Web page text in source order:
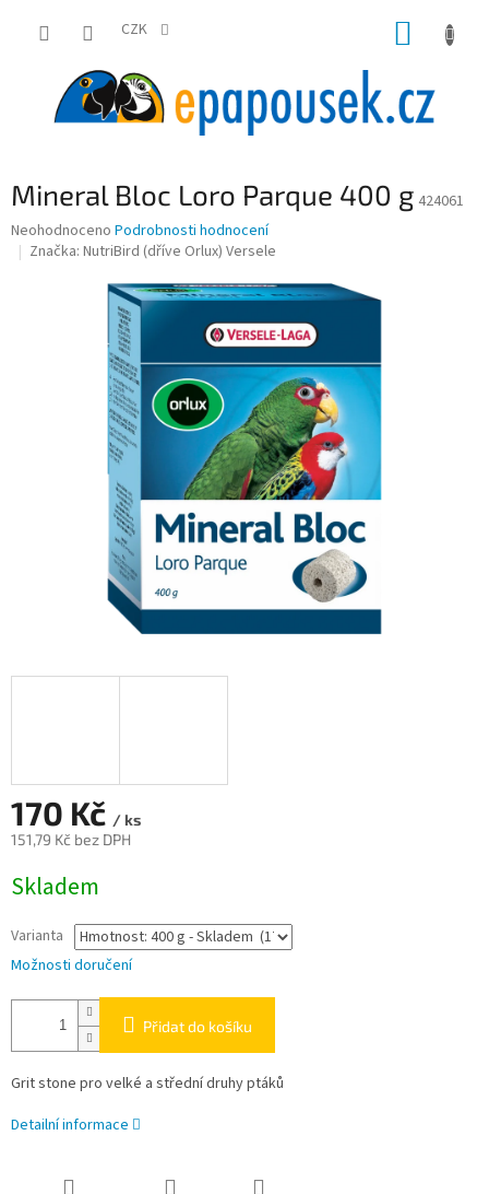
CZK
Mineral Bloc Loro Parque 400 g 424061
Průměrné
hodnocení
Neohodnoceno Podrobnosti hodnocení
Značka: NutriBird (dříve Orlux) Versele
170 Kč / ks
151,79 Kč bez DPH
cena:
Skladem
Varianta
Možnosti doručení
Přidat do košíku
Grit stone pro velké a střední druhy ptáků
Detailní informace